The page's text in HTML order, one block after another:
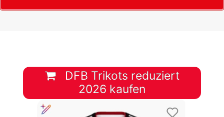
DFB Trikots reduziert
2026 kaufen